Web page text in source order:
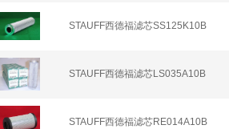
STAUFF西德福滤芯SS125K10B
STAUFF西德福滤芯LS035A10B
STAUFF西德福滤芯RE014A10B